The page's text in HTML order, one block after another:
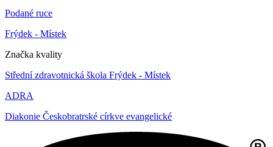
Podané ruce
Frýdek - Místek
Značka kvality
Střední zdravotnická škola Frýdek - Místek
ADRA
Diakonie Českobratrské církve evangelické